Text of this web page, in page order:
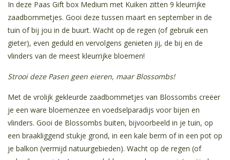
In deze Paas Gift box Medium met Kuiken zitten 9 kleurrijke
zaadbommetjes. Gooi deze tussen maart en september in de
tuin of bij jou in de buurt. Wacht op de regen (of gebruik een
gieter), even geduld en vervolgens genieten jij, de bij en de
vlinders van de meest kleurrijke bloemen!
Strooi deze Pasen geen eieren, maar Blossombs!
Met de vrolijk gekleurde zaadbommetjes van Blossombs creëer
je een ware bloemenzee en voedselparadijs voor bijen en
vlinders. Gooi de Blossombs buiten, bijvoorbeeld in je tuin, op
een braakliggend stukje grond, in een kale berm of in een pot op
je balkon (vermijd natuurgebieden). Wacht op de regen (of